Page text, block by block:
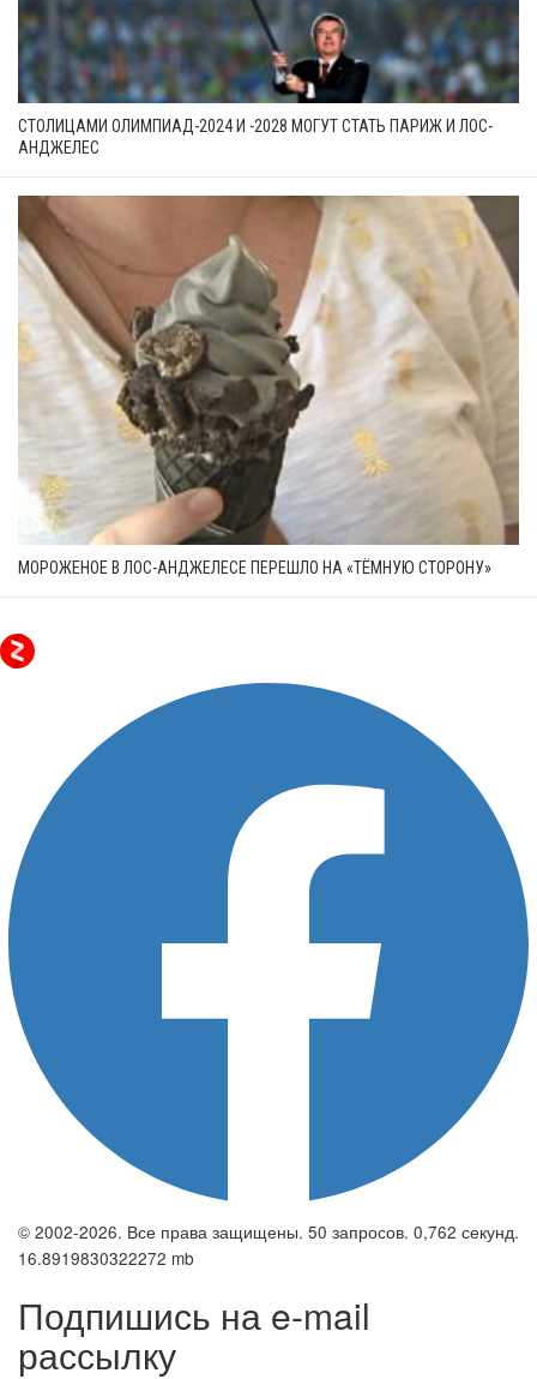
СТОЛИЦАМИ ОЛИМПИАД-2024 И -2028 МОГУТ СТАТЬ ПАРИЖ И ЛОС-
АНДЖЕЛЕС
МОРОЖЕНОЕ В ЛОС-АНДЖЕЛЕСЕ ПЕРЕШЛО НА «ТЁМНУЮ СТОРОНУ»
© 2002-2026. Все права защищены. 50 запросов. 0,762 секунд.
16.8919830322272 mb
Подпишись на e-mail
рассылку